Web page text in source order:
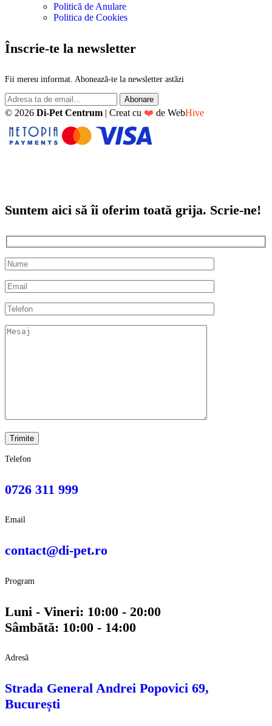
Politică de Anulare
Politica de Cookies
Înscrie-te la newsletter
Fii mereu informat. Abonează-te la newsletter astăzi
© 2026 Di-Pet Centrum | Creat cu ❤️ de WebHive
Suntem aici să îi oferim toată grija. Scrie-ne!
Telefon
0726 311 999
Email
contact@di-pet.ro
Program
Luni - Vineri: 10:00 - 20:00
Sâmbătă: 10:00 - 14:00
Adresă
Strada General Andrei Popovici 69,
București